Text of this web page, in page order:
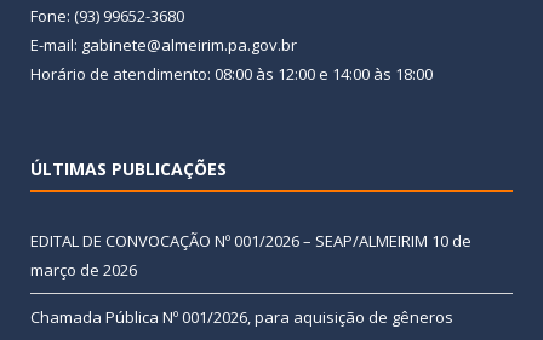
Fone: (93) 99652-3680
E-mail: gabinete@almeirim.pa.gov.br
Horário de atendimento: 08:00 às 12:00 e 14:00 às 18:00
ÚLTIMAS PUBLICAÇÕES
EDITAL DE CONVOCAÇÃO Nº 001/2026 – SEAP/ALMEIRIM 10 de
março de 2026
Chamada Pública Nº 001/2026, para aquisição de gêneros